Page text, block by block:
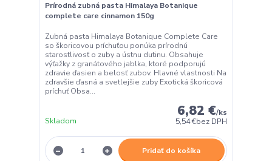
Prírodná zubná pasta Himalaya Botanique
complete care cinnamon 150g
Zubná pasta Himalaya Botanique Complete Care
so škoricovou príchuťou ponúka prírodnú
starostlivosť o zuby a ústnu dutinu. Obsahuje
výťažky z granátového jablka, ktoré podporujú
zdravie ďasien a belosť zubov. Hlavné vlastnosti Na
zdravšie ďasná a svetlejšie zuby Exotická škoricová
príchuť Obsa...
6,82 €/ks
5,54 €bez DPH
Skladom
Pridať do košíka